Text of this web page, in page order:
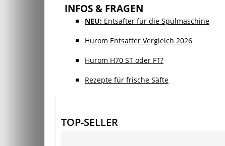
INFOS & FRAGEN
NEU: Entsafter für die Spülmaschine
Hurom Entsafter Vergleich 2026
Hurom H70 ST oder FT?
Rezepte für frische Säfte
TOP-SELLER